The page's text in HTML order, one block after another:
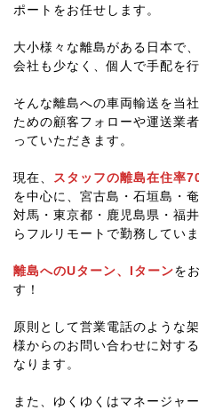
ポートをお任せします。
大小様々な離島がある日本で
会社も少なく、個人で手配を
そんな離島への車両輸送を当
ための顧客フォローや運送業
っていただきます。
現在、 スタッフの離島在住率
を中心に、宮古島・石垣島・
対馬・東京都・鹿児島県・福
らフルリモートで勤務していま
離島へのUターン、Iターンを
す！
原則として営業電話のような
様からのお問い合わせに対す
なります。
また、ゆくゆくはマネージャ